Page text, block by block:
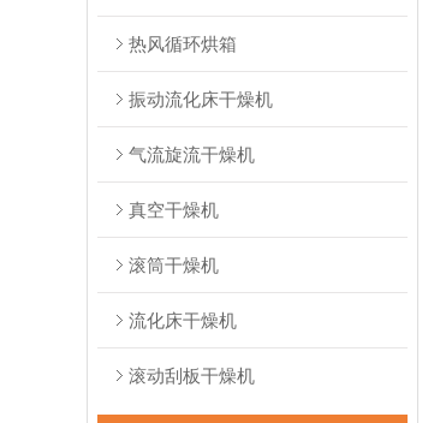
热风循环烘箱
振动流化床干燥机
气流旋流干燥机
真空干燥机
滚筒干燥机
流化床干燥机
滚动刮板干燥机